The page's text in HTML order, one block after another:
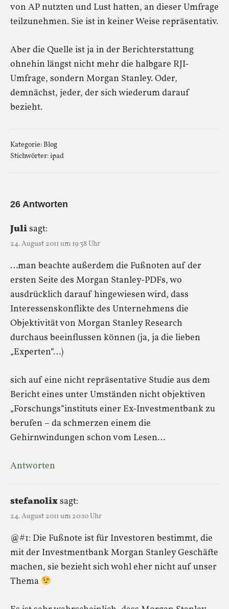
von AP nutzten und Lust hatten, an dieser Umfrage
teilzunehmen. Sie ist in keiner Weise repräsentativ.
Aber die Quelle ist ja in der Berichterstattung
ohnehin längst nicht mehr die halbgare RJI-
Umfrage, sondern Morgan Stanley. Oder,
demnächst, jeder, der sich wiederum darauf
bezieht.
Kategorie:Blog
Stichwörter:ipad
26 Antworten
Julisagt:
24. August 2011 um 19:38 Uhr
…man beachte außerdem die Fußnoten auf der
ersten Seite des Morgan Stanley-PDFs, wo
ausdrücklich darauf hingewiesen wird, dass
Interessenskonflikte des Unternehmens die
Objektivität von Morgan Stanley Research
durchaus beeinflussen können (ja, ja die lieben
„Experten“…)
sich auf eine nicht repräsentative Studie aus dem
Bericht eines unter Umständen nicht objektiven
„Forschungs“instituts einer Ex-Investmentbank zu
berufen – da schmerzen einem die
Gehirnwindungen schon vom Lesen…
Antworten
stefanolixsagt:
24. August 2011 um 20:10 Uhr
@#1: Die Fußnote ist für Investoren bestimmt, die
mit der Investmentbank Morgan Stanley Geschäfte
machen, sie bezieht sich wohl eher nicht auf unser
Thema